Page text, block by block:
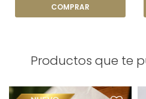
Productos que te